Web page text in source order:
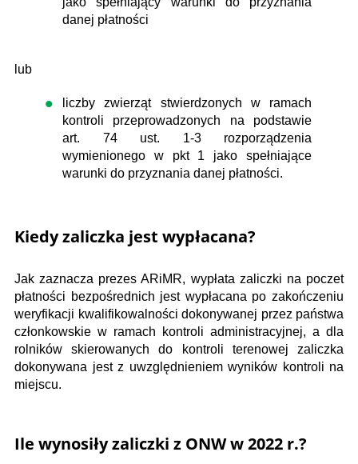
danej płatności
lub
liczby zwierząt stwierdzonych w ramach
kontroli przeprowadzonych na podstawie
art. 74 ust. 1-3 rozporządzenia
wymienionego w pkt 1 jako spełniające
warunki do przyznania danej płatności.
Kiedy zaliczka jest wypłacana?
Jak zaznacza prezes ARiMR, wypłata zaliczki na poczet
płatności bezpośrednich jest wypłacana po zakończeniu
weryfikacji kwalifikowalności dokonywanej przez państwa
członkowskie w ramach kontroli administracyjnej, a dla
rolników skierowanych do kontroli terenowej zaliczka
dokonywana jest z uwzględnieniem wyników kontroli na
miejscu.
Ile wynosiły zaliczki z ONW w 2022 r.?